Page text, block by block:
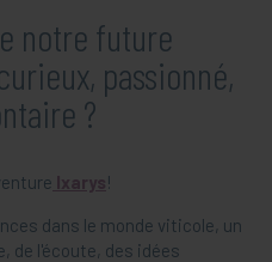
notre future
passionné,
?
Ixarys!
dans le monde viticole, un
de l'écoute, des idées